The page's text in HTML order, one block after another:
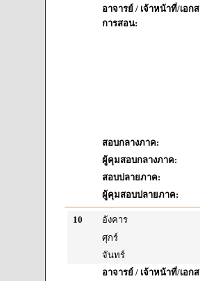
อาจารย์ / เจ้าหน้าที่/เอก
การสอน:
สอบกลางภาค:
ผู้คุมสอบกลางภาค:
สอบปลายภาค:
ผู้คุมสอบปลายภาค:
10
อังคาร
ศุกร์
จันทร์
อาจารย์ / เจ้าหน้าที่/เอก